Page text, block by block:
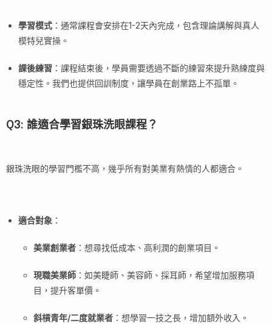
學習模式 ：通常課程會安排在1-2天內完成，包含理論講解與真人
模特兒實操。
課後練習 ：課程結束後，學員需要透過不斷的練習來提升熟練度與
穩定性。我們也提供回訓制度，讓學員在創業路上不孤單。
Q3: 誰適合學習銀珠洗眼課程？
銀珠洗眼的學習門檻不高，幾乎所有對美業有熱情的人都適合。
適合對象 ：
美業創業者 ：想尋找低成本、高利潤的創業項目。
現職美業師 ：如美睫師、美容師、採耳師，希望增加服務項
目，提升客單價。
斜槓青年/二度就業者 ：想學習一技之長，增加額外收入。